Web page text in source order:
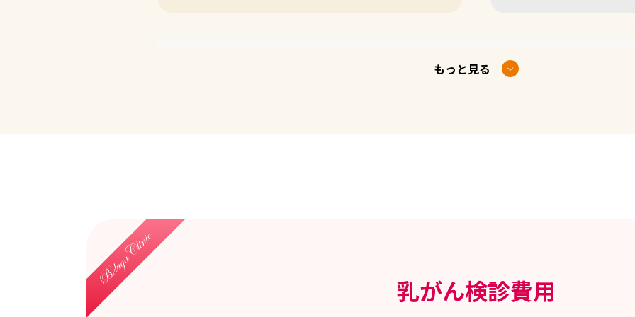
乳がん検診を１年未満で毎年施行する場合、乳がんの成長はダブリングタイムが約100日と成
度の検診です。検診ガイドライン2013年により、視触診は施行しておりません。また、エビデ
る自己触診もお勧めしておりません。
もっと見る
乳がん検診費用